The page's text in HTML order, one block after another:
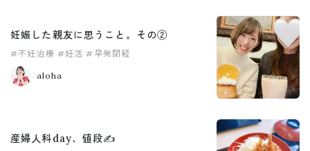
妊娠した親友に思うこと。その②
#不妊治療 #妊活 #早発閉経
aloha
産婦人科day、値段✍️